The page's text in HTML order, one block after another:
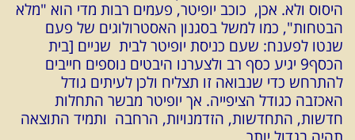
היסוס ולא. אכן, כוכב יופיטר, פעמים רבות מדי הוא "מלא
הבטחות", כמו למשל בסגנון האסטרולוגים של פעם
שנטו לפענח: שעם כניסת יופיטר לבית שניים [בית
הכסף9 יגיע כסף רב ולצערנו היבטים נוספים חייבים
להתרחש כדי שנבואה זו תצליח ולכן לעיתים גודל
האכזבה כגודל הציפייה. אך יופיטר מבשר התחלות
חדשות, התחדשות, הזדמנויות, הרחבה ותמיד התוצאה